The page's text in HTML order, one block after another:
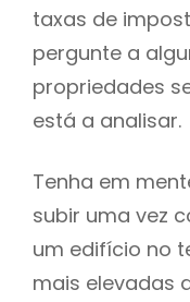
taxas de
pergunte a
propriedades
está a analisar.
Tenha em
subir uma vez
um edifício no
mais elevadas